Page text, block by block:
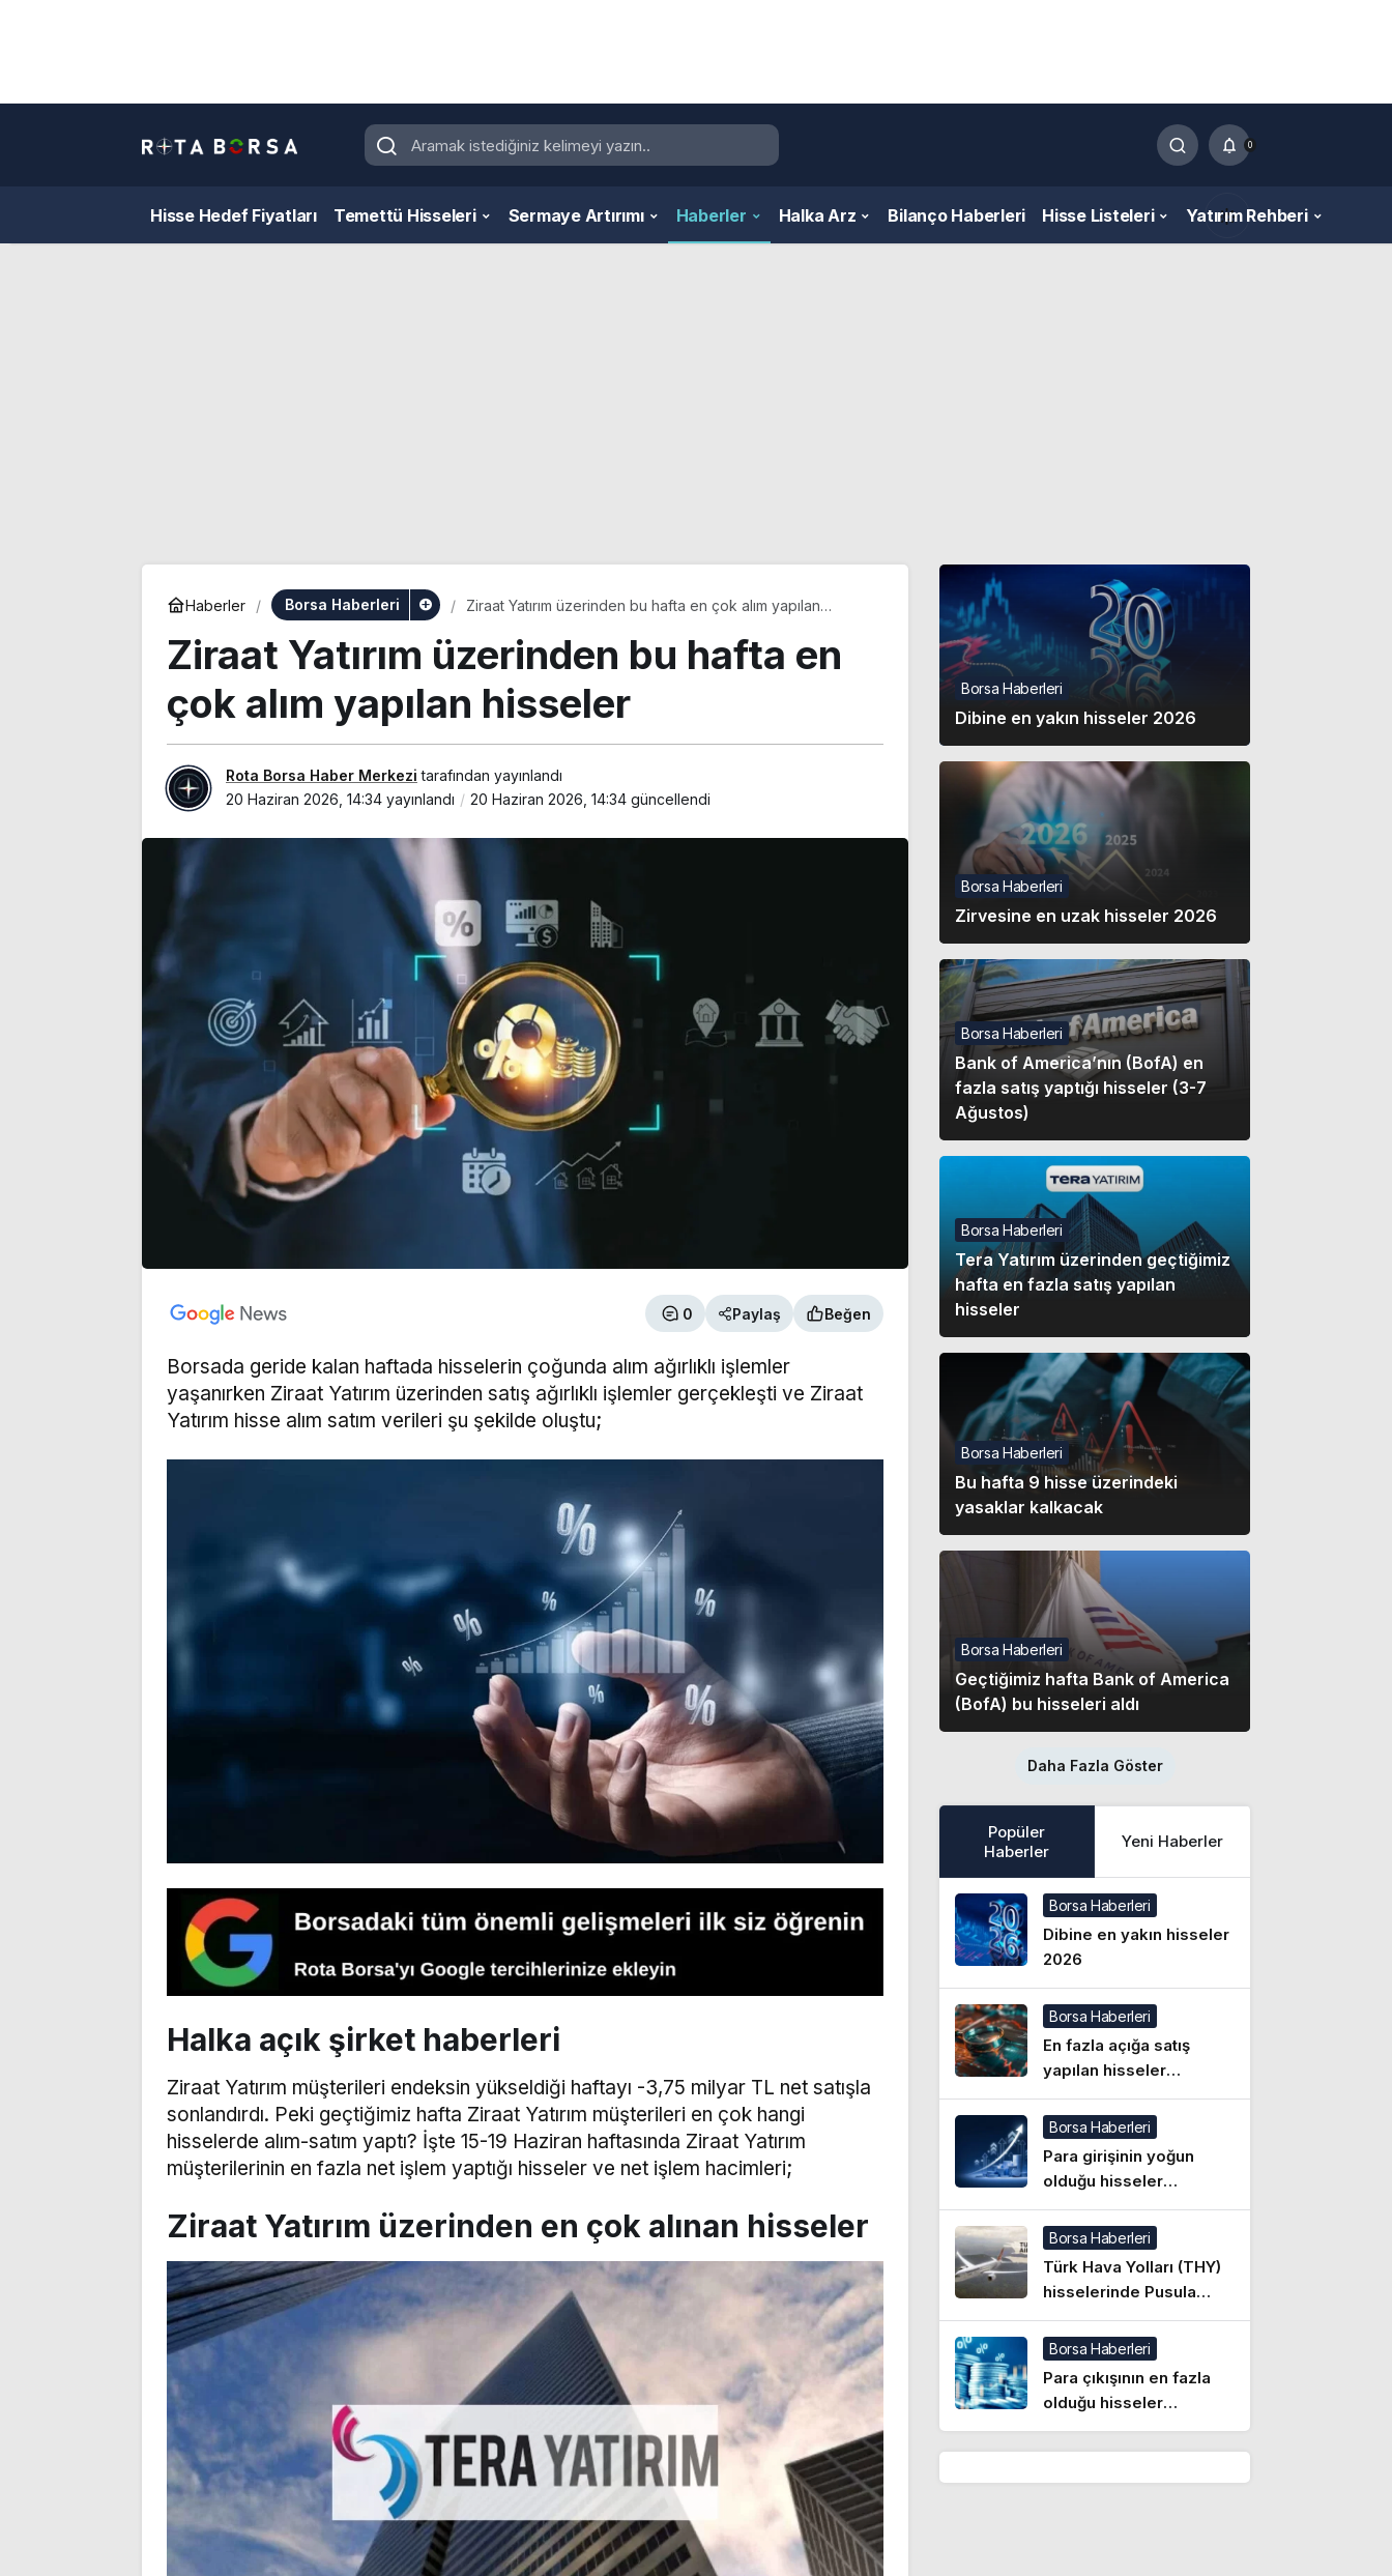
0
Hisse Hedef Fiyatları Temettü Hisseleri Sermaye Artırımı Haberler Halka Arz Bilanço Haberleri Hisse Listeleri Yatırım Rehberi
Sistem modunu seçin.
Haberler Borsa Haberleri
Ziraat Yatırım üzerinden bu hafta en çok alım yapılan
Ziraat Yatırım üzerinden bu hafta en
çok alım yapılan hisseler
Rota Borsa Haber Merkezi tarafından yayınlandı
20 Haziran 2026, 14:34 yayınlandı 20 Haziran 2026, 14:34 güncellendi
0 Paylaş Beğen
Borsada geride kalan haftada hisselerin çoğunda alım ağırlıklı işlemler
yaşanırken Ziraat Yatırım üzerinden satış ağırlıklı işlemler gerçekleşti ve Ziraat
Yatırım hisse alım satım verileri şu şekilde oluştu;
Halka açık şirket haberleri
Ziraat Yatırım müşterileri endeksin yükseldiği haftayı -3,75 milyar TL net satışla
sonlandırdı. Peki geçtiğimiz hafta Ziraat Yatırım müşterileri en çok hangi
hisselerde alım-satım yaptı? İşte 15-19 Haziran haftasında Ziraat Yatırım
müşterilerinin en fazla net işlem yaptığı hisseler ve net işlem hacimleri;
Ziraat Yatırım üzerinden en çok alınan hisseler
Borsa Haberleri
Dibine en yakın hisseler 2026
Borsa Haberleri
Zirvesine en uzak hisseler 2026
Borsa Haberleri
Bank of America’nın (BofA) en
fazla satış yaptığı hisseler (3-7
Ağustos)
Borsa Haberleri
Tera Yatırım üzerinden geçtiğimiz
hafta en fazla satış yapılan
hisseler
Borsa Haberleri
Bu hafta 9 hisse üzerindeki
yasaklar kalkacak
Borsa Haberleri
Geçtiğimiz hafta Bank of America
(BofA) bu hisseleri aldı
Daha Fazla Göster
Popüler
Haberler
Yeni Haberler
Borsa Haberleri
Dibine en yakın hisseler
2026
Borsa Haberleri
En fazla açığa satış
yapılan hisseler
(07.08.2026)
Borsa Haberleri
Para girişinin yoğun
olduğu hisseler
(07.08.2026)
Borsa Haberleri
Türk Hava Yolları (THY)
hisselerinde Pusula
Yatırım üzerinden yüklü
alım
Borsa Haberleri
Para çıkışının en fazla
olduğu hisseler
(07.08.2026)